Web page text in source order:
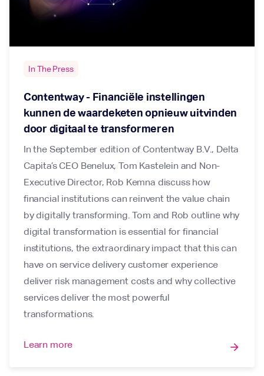
In The Press
Contentway - Financiële instellingen
kunnen de waardeketen opnieuw uitvinden
door digitaal te transformeren
In the September edition of Contentway B.V., Delta
Capita’s CEO Benelux, Tom Kastelein and Non-
Executive Director, Rob Kemna discuss how
financial institutions can reinvent the value chain
by digitally transforming. Tom and Rob outline why
digital transformation is essential for financial
institutions, the extraordinary impact that this can
have on service delivery customer experience
deliver risk management costs and why collective
services deliver the most powerful
transformations.
Learn more arrow_forward